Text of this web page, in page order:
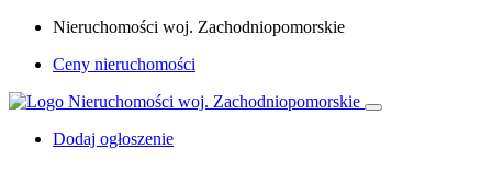
Nieruchomości woj. Zachodniopomorskie
Ceny nieruchomości
Dodaj ogłoszenie